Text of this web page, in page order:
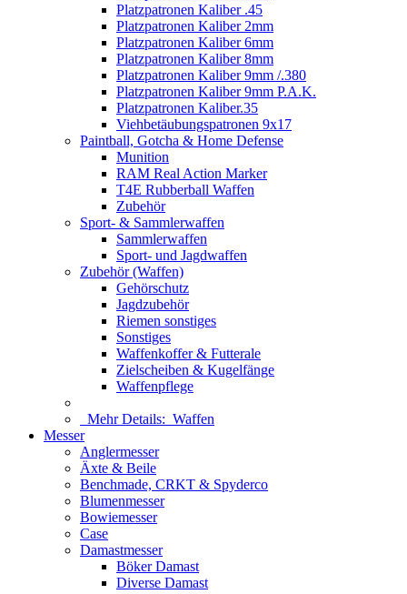
Platzpatronen Kaliber .45
Platzpatronen Kaliber 2mm
Platzpatronen Kaliber 6mm
Platzpatronen Kaliber 8mm
Platzpatronen Kaliber 9mm /.380
Platzpatronen Kaliber 9mm P.A.K.
Platzpatronen Kaliber.35
Viehbetäubungspatronen 9x17
Paintball, Gotcha & Home Defense
Munition
RAM Real Action Marker
T4E Rubberball Waffen
Zubehör
Sport- & Sammlerwaffen
Sammlerwaffen
Sport- und Jagdwaffen
Zubehör (Waffen)
Gehörschutz
Jagdzubehör
Riemen sonstiges
Sonstiges
Waffenkoffer & Futterale
Zielscheiben & Kugelfänge
Waffenpflege
Mehr Details: Waffen
Messer
Anglermesser
Äxte & Beile
Benchmade, CRKT & Spyderco
Blumenmesser
Bowiemesser
Case
Damastmesser
Böker Damast
Diverse Damast